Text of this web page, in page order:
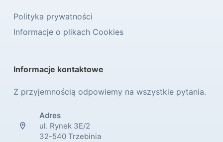
Polityka prywatności
Informacje o plikach Cookies
Informacje kontaktowe
Z przyjemnością odpowiemy na wszystkie pytania.
Adres
ul. Rynek 3E/2
32-540 Trzebinia